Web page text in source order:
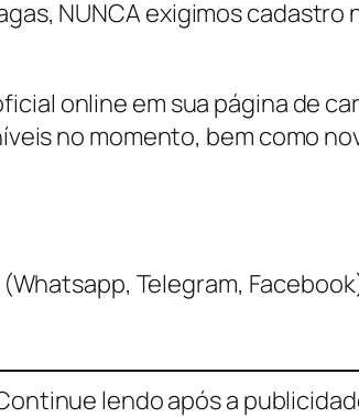
NUNCA exigimos
online em sua página de
no momento, bem como
Telegram,
lendo após a